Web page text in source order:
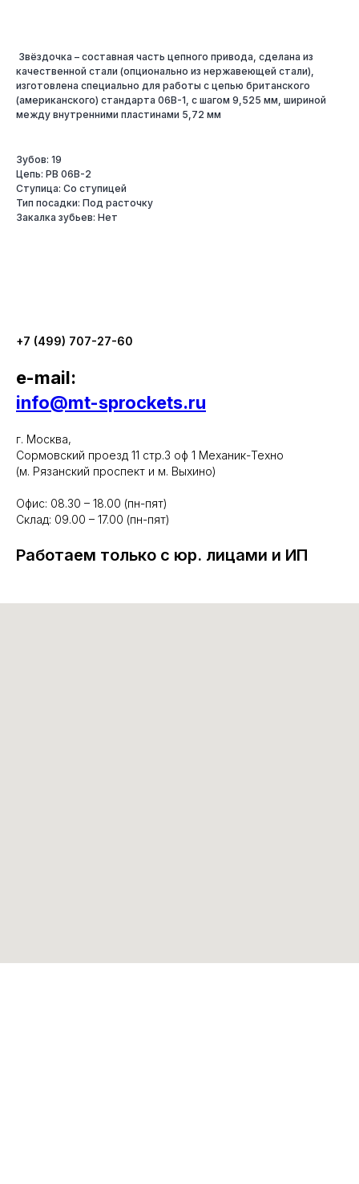
Звёздочка – составная часть цепного привода, сделана из
качественной стали (опционально из нержавеющей стали),
изготовлена специально для работы с цепью британского
(американского) стандарта 06B-1, с шагом 9,525 мм, шириной
между внутренними пластинами 5,72 мм
Зубов: 19
Цепь: PB 06B-2
Ступица: Со ступицей
Тип посадки: Под расточку
Закалка зубьев: Нет
+7 (499) 707-27-60
e-mail:
info@mt-sprockets.ru
г. Москва,
Сормовский проезд 11 стр.3 оф 1 Механик-Техно
(м. Рязанский проспект и м. Выхино)
Офис: 08.30 – 18.00 (пн-пят)
Склад: 09.00 – 17.00 (пн-пят)
Работаем только с юр. лицами и ИП